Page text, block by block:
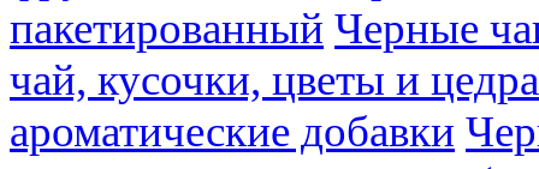
пакетированный Черные
чай, кусочки, цветы и
ароматические добавки